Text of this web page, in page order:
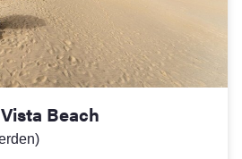
Beach